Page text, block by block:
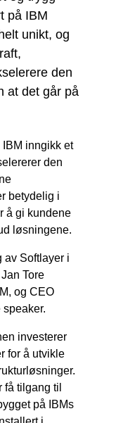
på IBM
unikt, og
den
at det går på
IBM inngikk et
den
betydelig i
å gi kundene
løsningene.
av Softlayer i
Tore
og CEO
investerer
for å utvikle
tilgang til
på IBMs